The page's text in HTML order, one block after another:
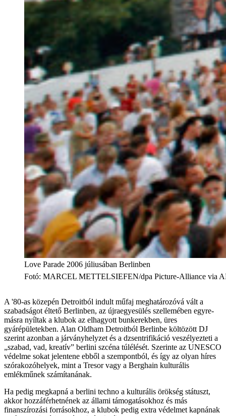
Love Parade 2006 júliusában Berlinben
Fotó: MARCEL METTELSIEFEN/dpa Picture-Alliance via
A '80-as közepén Detroitból indult műfaj meghatározóvá vált a
szabadságot éltető Berlinben, az újraegyesülés szellemében egyre-
másra nyíltak a klubok az elhagyott bunkerekben, üres
gyárépületekben. Alan Oldham Detroitból Berlinbe költözött DJ
szerint azonban a járványhelyzet és a dzsentrifikáció veszélyezteti a
„szabad, vad, kreatív” berlini szcéna túlélését. Szerinte az UNESCO
védelme sokat jelentene ebből a szempontból, és így az olyan híres
szórakozóhelyek, mint a Tresor vagy a Berghain kulturális
emlékműnek számítanának.
Ha pedig megkapná a berlini techno a kulturális örökség státuszt,
akkor hozzáférhetnének az állami támogatásokhoz és más
finanszírozási forrásokhoz, a klubok pedig extra védelmet kapnának